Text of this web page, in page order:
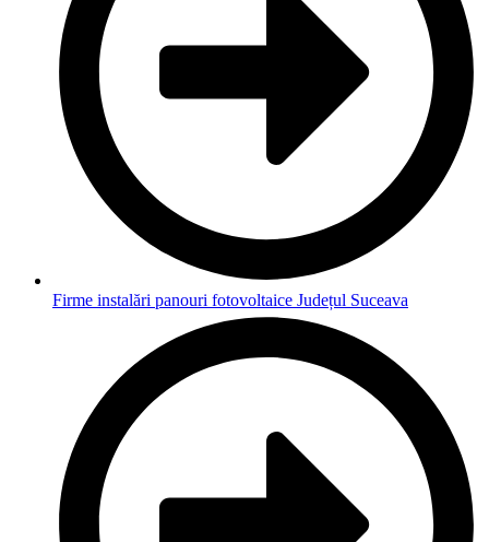
Firme instalări panouri fotovoltaice Județul Suceava